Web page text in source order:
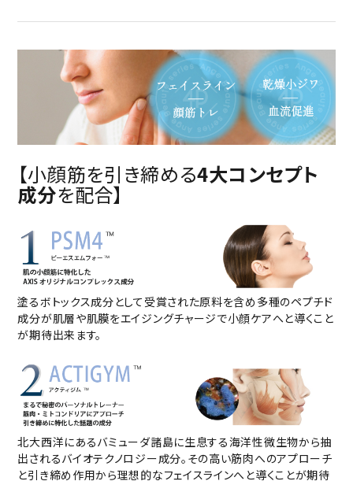
【小顔筋を引き締める4大コンセプト
成分を配合】
塗るボトックス成分として受賞された原料を含め多種のペプチド
成分が肌層や肌膜をエイジングチャージで小顔ケアへと導くこと
が期待出来ます。
北大西洋にあるバミューダ諸島に生息する海洋性微生物から抽
出されるバイオテクノロジー成分。その高い筋肉へのアプローチ
と引き締め作用から理想的なフェイスラインへと導くことが期待